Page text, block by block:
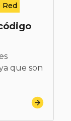
Red
que son